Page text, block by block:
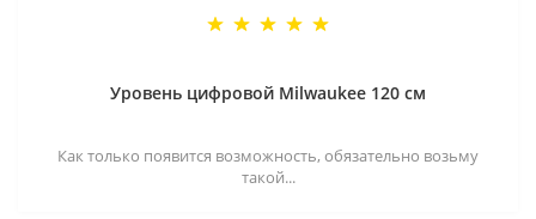
Уровень цифровой Milwaukee 120 см
Как только появится возможность, обязательно возьму
такой...